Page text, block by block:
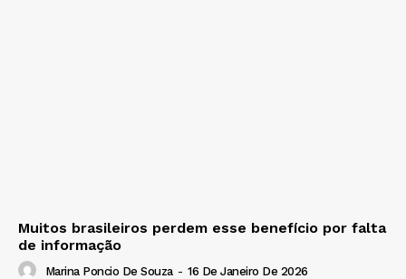
Muitos brasileiros perdem esse benefício por falta
de informação
Marina Poncio De Souza - 16 De Janeiro De 2026